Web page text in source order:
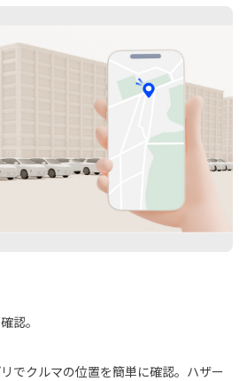
認。
でクルマの位置を簡単に確認。ハザー